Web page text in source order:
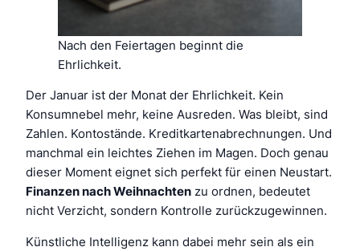
Nach den Feiertagen beginnt die
Ehrlichkeit.
Der Januar ist der Monat der Ehrlichkeit. Kein
Konsumnebel mehr, keine Ausreden. Was bleibt, sind
Zahlen. Kontostände. Kreditkartenabrechnungen. Und
manchmal ein leichtes Ziehen im Magen. Doch genau
dieser Moment eignet sich perfekt für einen Neustart.
Finanzen nach Weihnachten zu ordnen, bedeutet
nicht Verzicht, sondern Kontrolle zurückzugewinnen.
Künstliche Intelligenz kann dabei mehr sein als ein